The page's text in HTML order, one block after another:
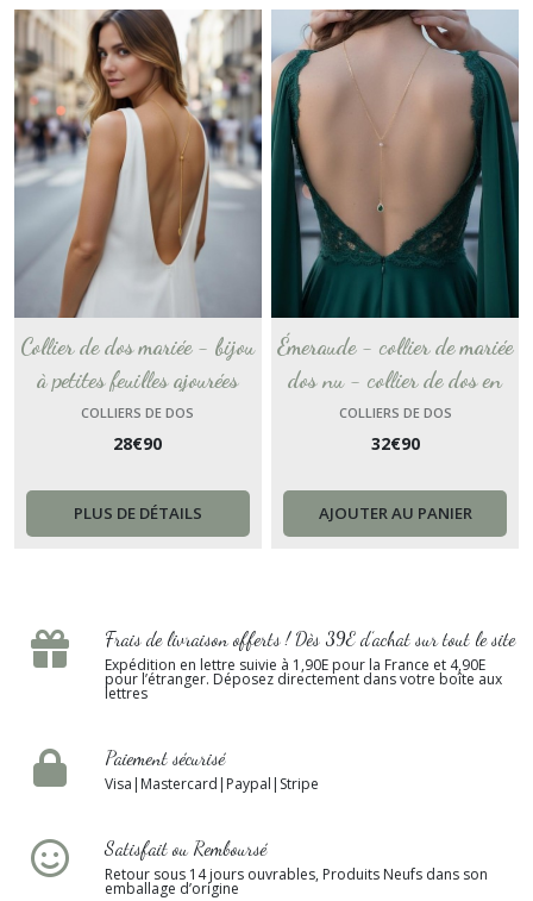
Collier de dos mariée - bijou
à petites feuilles ajourées
dorées - bijou de dos pour
accessoiriser un dos nu -
COLLIERS DE DOS
28€90
PLUS DE DÉTAILS
Émeraude - collier de mariée
dos nu - collier de dos en
pierres de cristal vert
émeraude - chaine dos nu
COLLIERS DE DOS
32€90
AJOUTER AU PANIER
Frais de livraison offerts ! Dès 39E d’achat sur tout le site
Expédition en lettre suivie à 1,90E pour la France et 4,90E
pour l’étranger. Déposez directement dans votre boîte aux
lettres
Paiement sécurisé
Visa|Mastercard|Paypal|Stripe
Satisfait ou Remboursé
Retour sous 14 jours ouvrables, Produits Neufs dans son
emballage d’origine